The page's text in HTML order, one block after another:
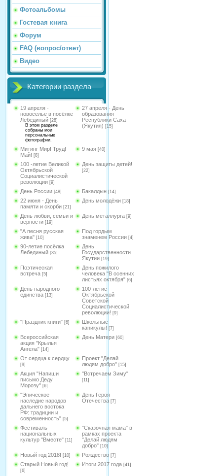
Фотоальбомы
Гостевая книга
Форум
FAQ (вопрос/ответ)
Видео
Категории раздела
19 апреля -
новоселье в посёлке
Лебединый [28]
В этом разделе
собраны мои
персональные
фотографии.
27 апреля - День
образования
Республики Саха
(Якутия) [15]
Митинг Мир! Труд!
Май! [8]
9 мая [40]
100 -летие Великой
Октябрьской
Социалистической
революции [9]
День защиты детей!
[22]
День России [48] Бакалдын [14]
22 июня - День
памяти и скорби [21]
День молодёжи [18]
День любви, семьи и
верности [19]
День металлурга [9]
"А песня русская
жива" [10]
Под гордым
знаменем России [4]
90-летие посёлка
Лебединый [35]
День
Государственности
Якутии [19]
Поэтическая
встреча [5]
День пожилого
человека "В осенних
листьях октября" [6]
День народного
единства [13]
100-летие
Октябрьской
Советской
Социалистической
революции! [9]
"Праздник книги" [6]
Школьные
каникулы! [7]
Всероссийская
акция "Крылья
Ангела" [14]
День Матери [60]
От сердца к сердцу
[9]
Проект "Делай
людям добро" [15]
Акция "Напиши
письмо Деду
Морозу" [6]
"Встречаем Зиму"
[11]
"Эпическое
наследие народов
дальнего востока
РФ: традиции и
современность" [5]
День Героя
Отечества [7]
Фестиваль
национальных
культур "Вместе" [11]
"Сказочная мама" в
рамках проекта
"Делай людям
добро" [10]
Новый год 2018! [10] Рождество [7]
Старый Новый год!
[6]
Итоги 2017 года [41]